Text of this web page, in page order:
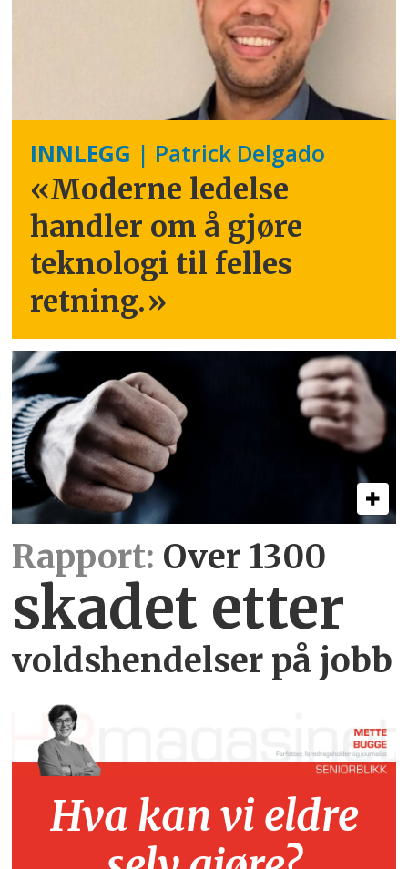
INNLEGG | Patrick Delgado
«Moderne ledelse
handler om å gjøre
teknologi til felles
retning.»
Rapport: Over 1300
skadet etter
voldshendelser på jobb
Hva kan vi eldre